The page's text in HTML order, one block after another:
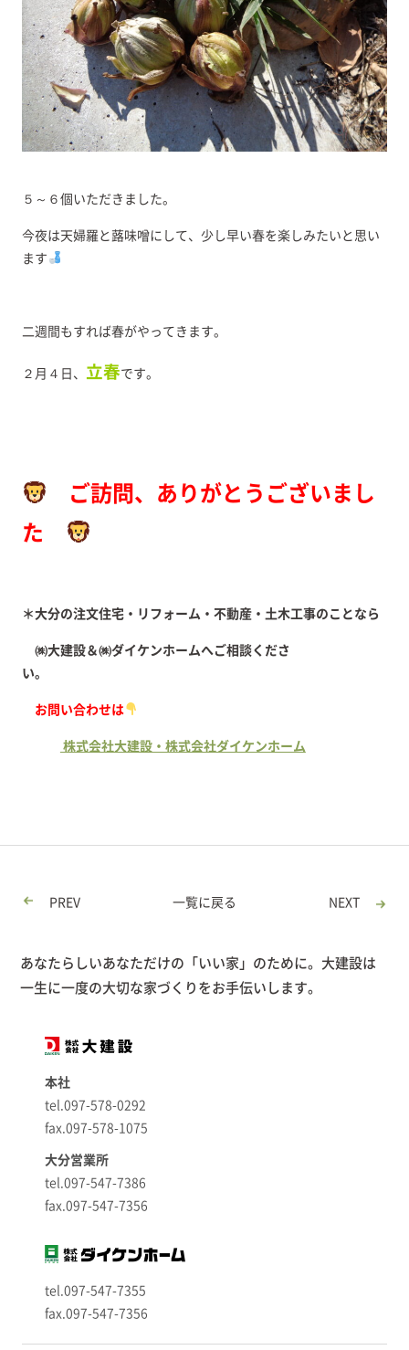
５～６個いただきました。
今夜は天婦羅と蕗味噌にして、少し早い春を楽しみたいと思い
ます
二週間もすれば春がやってきます。
２月４日、 立春です。
ご訪問、ありがとうございまし
た
＊大分の注文住宅・リフォーム・不動産・土木工事のことなら
㈱大建設＆㈱ダイケンホームへご相談くださ
い。
お問い合わせは
株式会社大建設・株式会社ダイケンホーム
PREV 一覧に戻る NEXT
あなたらしいあなただけの「いい家」のために。大建設は
一生に一度の大切な家づくりをお手伝いします。
本社
tel.097-578-0292
fax.097-578-1075
大分営業所
tel.097-547-7386
fax.097-547-7356
tel.097-547-7355
fax.097-547-7356